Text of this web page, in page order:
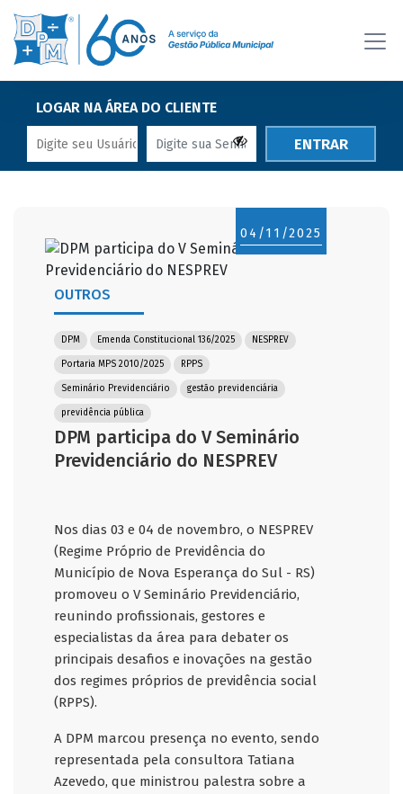
LOGAR NA ÁREA DO CLIENTE
ENTRAR
04/11/2025
OUTROS
DPM Emenda Constitucional 136/2025 NESPREV
Portaria MPS 2010/2025 RPPS
Seminário Previdenciário gestão previdenciária
previdência pública
DPM participa do V Seminário
Previdenciário do NESPREV
Nos dias 03 e 04 de novembro, o NESPREV
(Regime Próprio de Previdência do
Município de Nova Esperança do Sul - RS)
promoveu o V Seminário Previdenciário,
reunindo profissionais, gestores e
especialistas da área para debater os
principais desafios e inovações na gestão
dos regimes próprios de previdência social
(RPPS).
A DPM marcou presença no evento, sendo
representada pela consultora Tatiana
Azevedo, que ministrou palestra sobre a